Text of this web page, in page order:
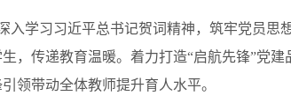
入学习习近平总书记贺词精神，筑牢党员思
，传递教育温暖。着力打造“启航先锋”党建
领带动全体教师提升育人水平。